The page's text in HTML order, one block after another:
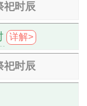
祀时辰
详解>
祀时辰